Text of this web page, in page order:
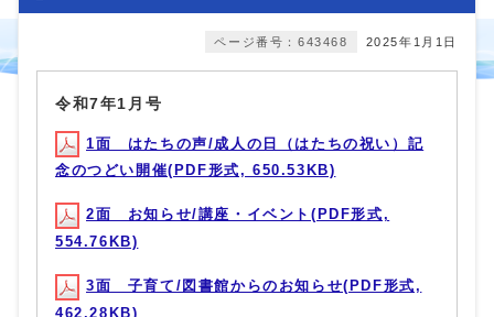
2025年1月1日
ページ番号：643468
令和7年1月号
1面 はたちの声/成人の日（はたちの祝い）記
念のつどい開催(PDF形式, 650.53KB)
2面 お知らせ/講座・イベント(PDF形式,
554.76KB)
3面 子育て/図書館からのお知らせ(PDF形式,
462.28KB)